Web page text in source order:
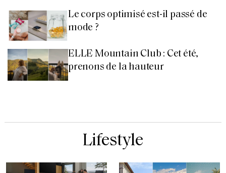
Le corps optimisé est-il passé de
mode ?
ELLE Mountain Club : Cet été,
prenons de la hauteur
Lifestyle